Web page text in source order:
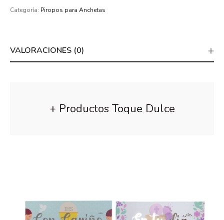
Categoría: Piropos para Anchetas
VALORACIONES (0)
+ Productos Toque Dulce